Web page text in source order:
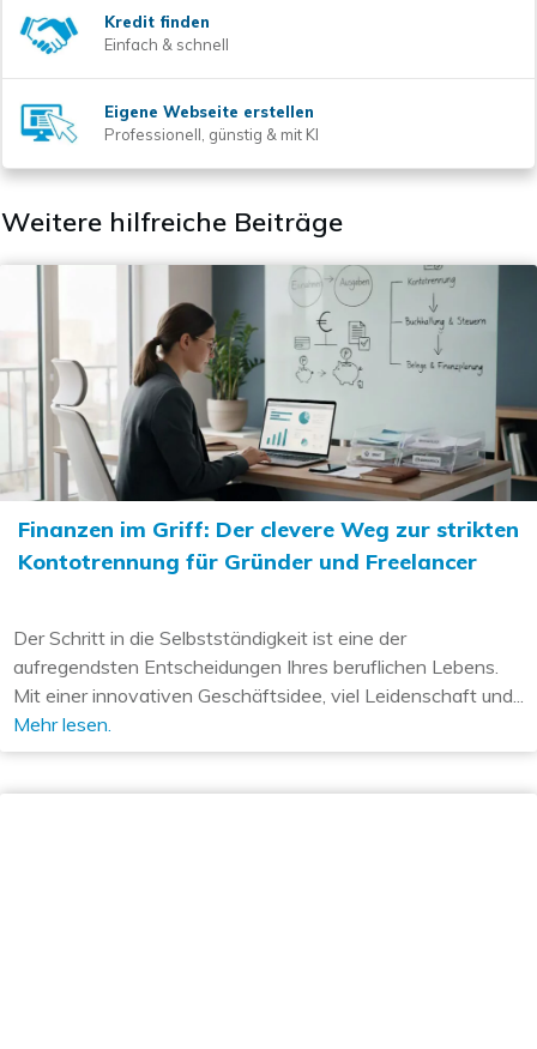
Kredit finden
Einfach & schnell
Eigene Webseite erstellen
Professionell, günstig & mit KI
Weitere hilfreiche Beiträge
Finanzen im Griff: Der clevere Weg zur strikten
Kontotrennung für Gründer und Freelancer
Der Schritt in die Selbstständigkeit ist eine der
aufregendsten Entscheidungen Ihres beruflichen Lebens.
Mit einer innovativen Geschäftsidee, viel Leidenschaft und...
Mehr lesen.